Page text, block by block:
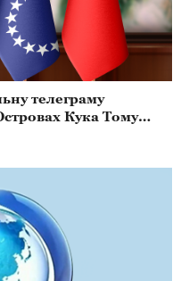
телеграму
Кука Тому